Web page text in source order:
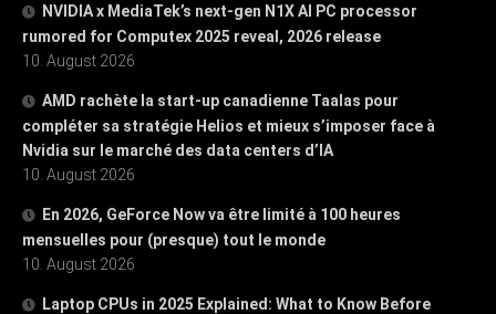
NVIDIA x MediaTek’s next-gen N1X AI PC processor
rumored for Computex 2025 reveal, 2026 release
10. August 2026
AMD rachète la start-up canadienne Taalas pour
compléter sa stratégie Helios et mieux s’imposer face à
Nvidia sur le marché des data centers d’IA
10. August 2026
En 2026, GeForce Now va être limité à 100 heures
mensuelles pour (presque) tout le monde
10. August 2026
Laptop CPUs in 2025 Explained: What to Know Before